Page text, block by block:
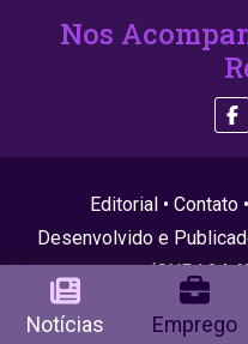
Nos
Editorial • Contato•
Desenvolvido e
(CNPJ
© 2026 Todos
Notícias Emprego